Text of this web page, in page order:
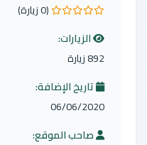
0.0 من 5 نجوم
(0 زيارة)
الزيارات:
892 زيارة
تاريخ الإضافة:
06/06/2020
صاحب الموقع: